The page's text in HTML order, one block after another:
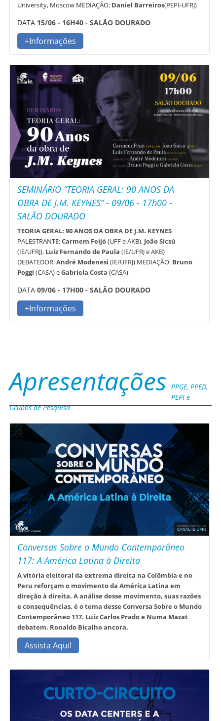
University, Moscow MEDIAÇÃO:Daniel Barreiros(PEPI-UFRJ)
DATA15/06 - 16H40 - SALÃO DOURADO
+Informações
SEMINÁRIO “TEORIA GERAL: 90 ANOS DA
OBRA DE J.M. KEYNES” - 09/06 - 17h00 -
SALÃO DOURADO
TEORIA GERAL: 90 ANOS DA OBRA DE J.M. KEYNES
PALESTRANTE:Carmem Feijó(UFF e AKB),João Sicsú
(IE/UFRJ), Luiz Fernando de Paula (IE/UFRJ e AKB)
DEBATEDOR:André Modenesi (IE/UFRJ) MEDIAÇÃO: Bruno
Poggi (CASA) eGabriela Costa (CASA)
DATA09/06 - 17H00 - SALÃO DOURADO
+Informações
Apresentações
PPGE, PPED,
PEPI e
Grupos de Pesquisa
Conversas Sobre o Mundo Contemporâneo
117: A América Latina à Direita
A vitória eleitoral da extrema direita na Colômbia e no
Peru reforçam o movimento da América Latina em
direção à direita. A análise desse movimento, suas razões
e consequências, é o tema desse Conversa Sobre o Mundo
Contemporâneo 117. Luiz Carlos Prado e Numa Mazat
debatem. Ronaldo Bicalho ancora.
Assista Aqui!